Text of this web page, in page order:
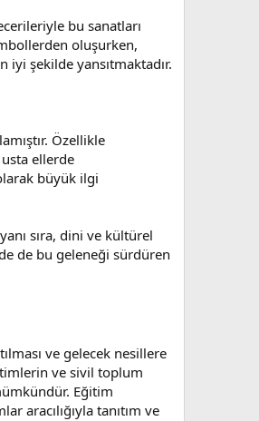
bu sanatları
oluşurken,
iyi şekilde yansıtmaktadır.
Özellikle
ellerde
büyük ilgi
sıra, dini ve kültürel
de bu geleneği sürdüren
ve gelecek nesillere
ve sivil toplum
Eğitim
aracılığıyla tanıtım ve